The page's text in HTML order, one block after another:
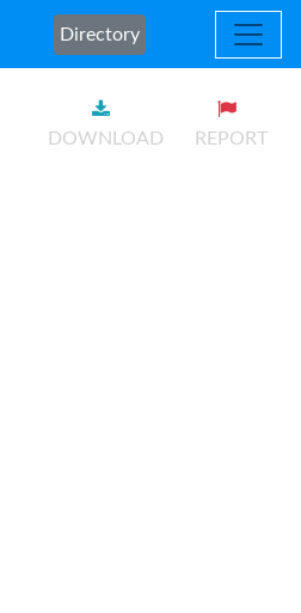
Directory
DOWNLOAD REPORT